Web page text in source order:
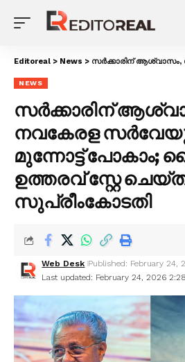
Editoreal > News > സർക്കാരിന് ആശ്വാസം, നവകേരള സർവേയുമായി
NEWS
സർക്കാരിന്
നവകേരള
മുന്നോട്ട് പോകാം;
ഉത്തരവ് സ്റ്റേ
സുപ്രീംകോടതി
Last updated: February 24, 2026
Web Desk Published: February 24,